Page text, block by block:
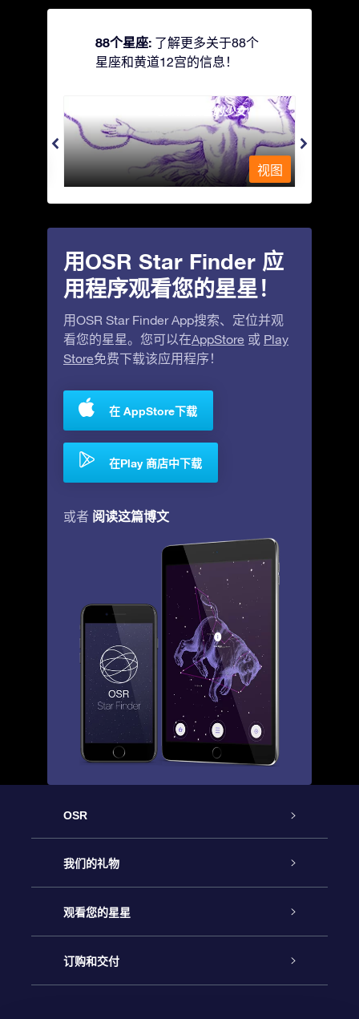
88个星座: 了解更多关于88个
星座和黄道12宫的信息！
Andromeda - 被铁链锁着的少女
视图
用OSR Star Finder 应
用程序观看您的星星！
用OSR Star Finder App搜索、定位并观
看您的星星。您可以在AppStore 或 Play
Store免费下载该应用程序！
在 AppStore下载
在Play 商店中下载
或者 阅读这篇博文
OSR
客户服务
联系我们
博客
我们的礼物
Online Star礼物
OSR 礼物包
观看您的星星
Online Star Register
订购和交付